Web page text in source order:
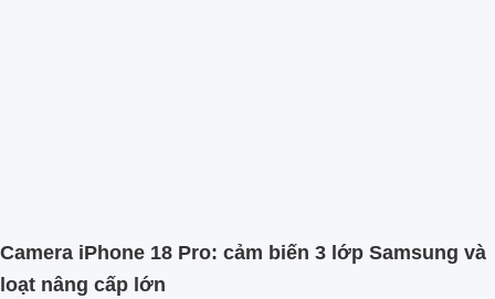
Camera iPhone 18 Pro: cảm biến 3 lớp Samsung và
loạt nâng cấp lớn